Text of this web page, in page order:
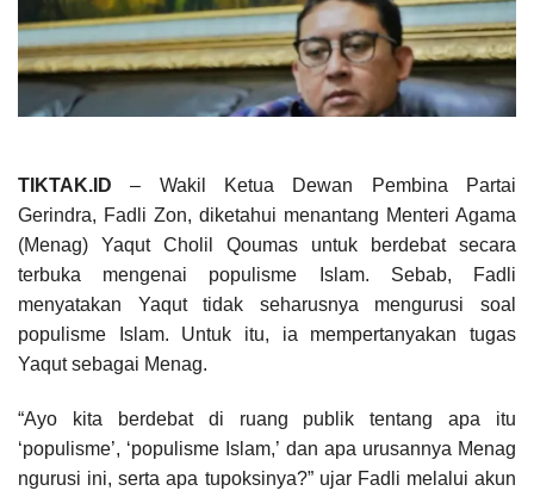
TIKTAK.ID – Wakil Ketua Dewan Pembina Partai
Gerindra, Fadli Zon, diketahui menantang Menteri Agama
(Menag) Yaqut Cholil Qoumas untuk berdebat secara
terbuka mengenai populisme Islam. Sebab, Fadli
menyatakan Yaqut tidak seharusnya mengurusi soal
populisme Islam. Untuk itu, ia mempertanyakan tugas
Yaqut sebagai Menag.
“Ayo kita berdebat di ruang publik tentang apa itu
‘populisme’, ‘populisme Islam,’ dan apa urusannya Menag
ngurusi ini, serta apa tupoksinya?” ujar Fadli melalui akun